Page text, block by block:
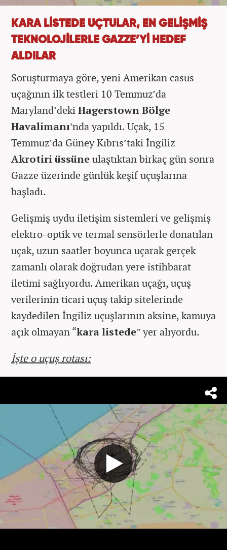
KARA LİSTEDE UÇTULAR, EN GELİŞMİŞ
TEKNOLOJİLERLE GAZZE’Yİ HEDEF
ALDILAR
Soruşturmaya göre, yeni Amerikan casus
uçağının ilk testleri 10 Temmuz’da
Maryland’dekiHagerstown Bölge
Havalimanı’nda yapıldı. Uçak, 15
Temmuz’da Güney Kıbrıs’taki İngiliz
Akrotiri üssüneulaştıktan birkaç gün sonra
Gazze üzerinde günlük keşif uçuşlarına
başladı.
Gelişmiş uydu iletişim sistemleri ve gelişmiş
elektro-optik ve termal sensörlerle donatılan
uçak, uzun saatler boyunca uçarak gerçek
zamanlı olarak doğrudan yere istihbarat
iletimi sağlıyordu. Amerikan uçağı, uçuş
verilerinin ticari uçuş takip sitelerinde
kaydedilen İngiliz uçuşlarının aksine, kamuya
açık olmayan “kara listede” yer alıyordu.
İşte o uçuş rotası: